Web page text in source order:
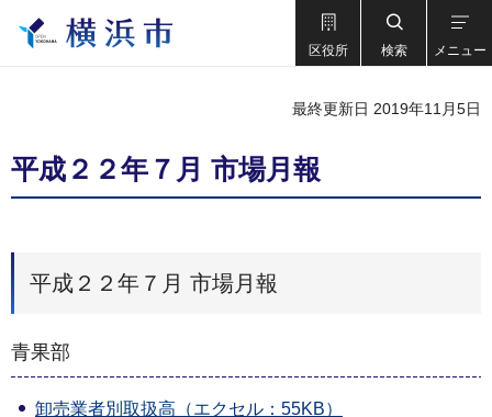
区役所 検索 メニュー
最終更新日 2019年11月5日
平成２２年７月 市場月報
平成２２年７月 市場月報
青果部
卸売業者別取扱高（エクセル：55KB）